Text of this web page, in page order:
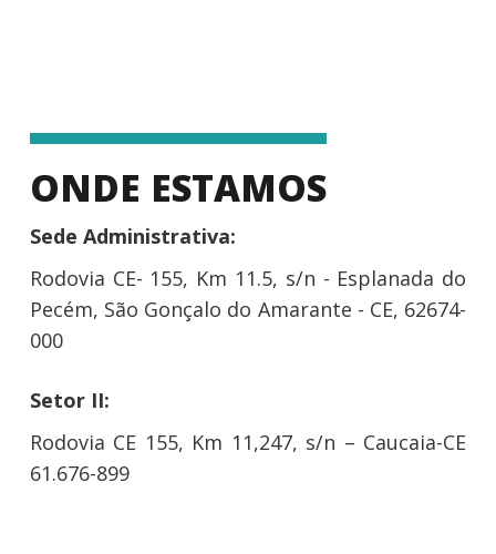
ONDE ESTAMOS
Sede Administrativa:
Rodovia CE- 155, Km 11.5, s/n - Esplanada do
Pecém, São Gonçalo do Amarante - CE, 62674-
000
Setor II:
Rodovia CE 155, Km 11,247, s/n – Caucaia-CE
61.676-899